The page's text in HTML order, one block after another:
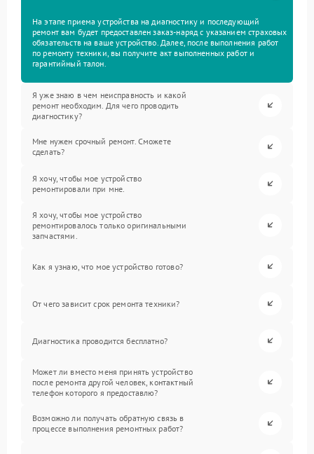
На этапе приема устройства на диагностику и последующий
ремонт вам будет предоставлен заказ-наряд с указанием страховых
обязательств на ваше устройство. Далее, после выполнения работ
по ремонту техники, вы получите акт выполненных работ и
гарантийный талон.
Я уже знаю в чем неисправность и какой
ремонт необходим. Для чего проводить
диагностику?
Мне нужен срочный ремонт. Сможете
сделать?
Я хочу, чтобы мое устройство
ремонтировали при мне.
Я хочу, чтобы мое устройство
ремонтировалось только оригинальными
запчастями.
Как я узнаю, что мое устройство готово?
От чего зависит срок ремонта техники?
Диагностика проводится бесплатно?
Может ли вместо меня принять устройство
после ремонта другой человек, контактный
телефон которого я предоставлю?
Возможно ли получать обратную связь в
процессе выполнения ремонтных работ?